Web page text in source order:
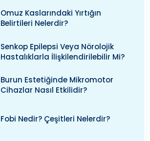
Omuz Kaslarındaki Yırtığın
Belirtileri Nelerdir?
Senkop Epilepsi Veya Nörolojik
Hastalıklarla İlişkilendirilebilir Mi?
Burun Estetiğinde Mikromotor
Cihazlar Nasıl Etkilidir?
Fobi Nedir? Çeşitleri Nelerdir?